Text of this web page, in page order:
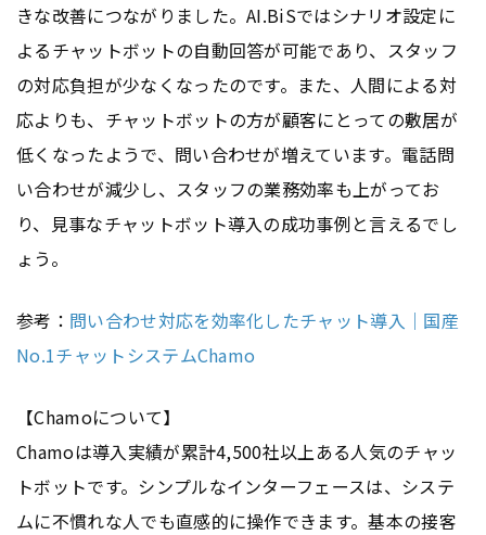
きな改善につながりました。AI.BiSではシナリオ設定に
よるチャットボットの自動回答が可能であり、スタッフ
の対応負担が少なくなったのです。また、人間による対
応よりも、チャットボットの方が顧客にとっての敷居が
低くなったようで、問い合わせが増えています。電話問
い合わせが減少し、スタッフの業務効率も上がってお
り、見事なチャットボット導入の成功事例と言えるでし
ょう。
参考： 問い合わせ対応を効率化したチャット導入｜国産
No.1チャットシステムChamo
【Chamoについて】
Chamoは導入実績が累計4,500社以上ある人気のチャッ
トボットです。シンプルなインターフェースは、システ
ムに不慣れな人でも直感的に操作できます。基本の接客